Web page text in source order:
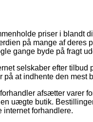
priser i blandt
på mange af deres
gange byde på fragt
selskaber efter tilbud
på at indhente den mest
afsætter varer
uægte butik.
internet forhandlere.